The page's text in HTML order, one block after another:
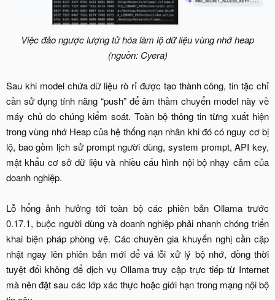
Việc đảo ngược lượng tử hóa làm lộ dữ liệu vùng nhớ heap
(nguồn: Cyera)
Sau khi model chứa dữ liệu rò rỉ được tạo thành công, tin tặc chỉ
cần sử dụng tính năng “push” để âm thầm chuyển model này về
máy chủ do chúng kiểm soát. Toàn bộ thông tin từng xuất hiện
trong vùng nhớ Heap của hệ thống nạn nhân khi đó có nguy cơ bị
lộ, bao gồm lịch sử prompt người dùng, system prompt, API key,
mật khẩu cơ sở dữ liệu và nhiều cấu hình nội bộ nhạy cảm của
doanh nghiệp.
Lỗ hổng ảnh hưởng tới toàn bộ các phiên bản Ollama trước
0.17.1, buộc người dùng và doanh nghiệp phải nhanh chóng triển
khai biện pháp phòng vệ. Các chuyên gia khuyến nghị cần cập
nhật ngay lên phiên bản mới để vá lỗi xử lý bộ nhớ, đồng thời
tuyệt đối không để dịch vụ Ollama truy cập trực tiếp từ Internet
mà nên đặt sau các lớp xác thực hoặc giới hạn trong mạng nội bộ